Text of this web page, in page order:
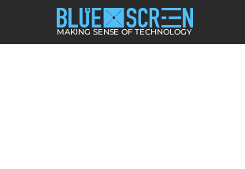
MAKING SENSE OF TECHNOLOGY